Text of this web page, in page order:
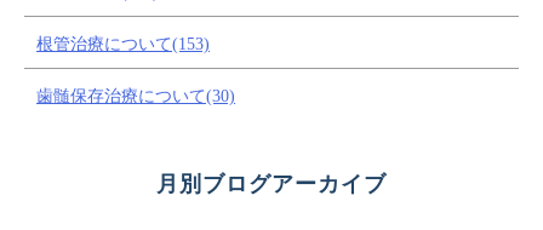
根管治療について(153)
歯髄保存治療について(30)
月別ブログアーカイブ